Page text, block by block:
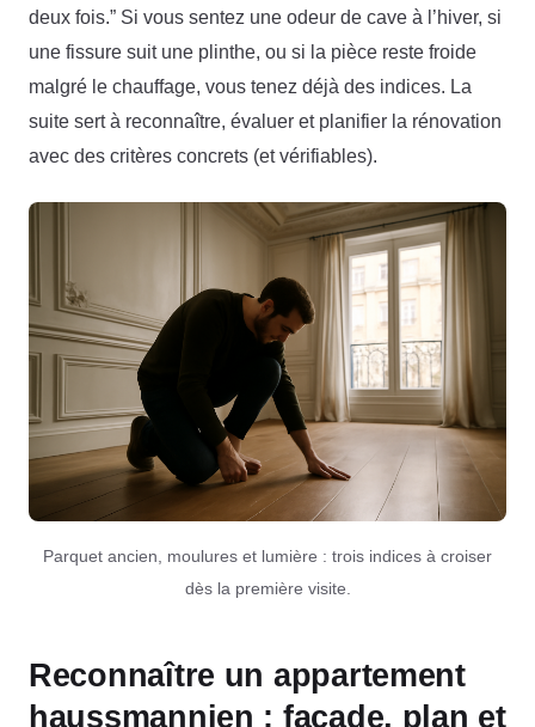
deux fois.” Si vous sentez une odeur de cave à l’hiver, si
une fissure suit une plinthe, ou si la pièce reste froide
malgré le chauffage, vous tenez déjà des indices. La
suite sert à reconnaître, évaluer et planifier la rénovation
avec des critères concrets (et vérifiables).
Parquet ancien, moulures et lumière : trois indices à croiser
dès la première visite.
Reconnaître un appartement
haussmannien : façade, plan et